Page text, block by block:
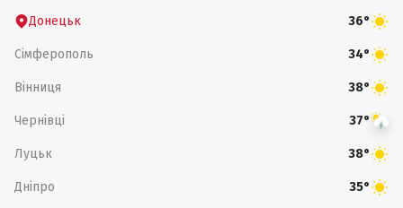
Донецьк 36°
Сімферополь 34°
Вінниця 38°
Чернівці 37°
Луцьк 38°
Дніпро 35°